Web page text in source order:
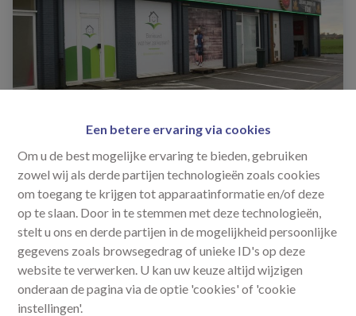
Een betere ervaring via cookies
Om u de best mogelijke ervaring te bieden, gebruiken
zowel wij als derde partijen technologieën zoals cookies
om toegang te krijgen tot apparaatinformatie en/of deze
op te slaan. Door in te stemmen met deze technologieën,
stelt u ons en derde partijen in de mogelijkheid persoonlijke
gegevens zoals browsegedrag of unieke ID's op deze
website te verwerken. U kan uw keuze altijd wijzigen
onderaan de pagina via de optie 'cookies' of 'cookie
instellingen'.
zingem € 875
Handelspand langsheen N60